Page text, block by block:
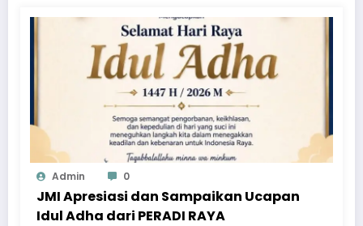
Admin 0
JMI Apresiasi dan Sampaikan Ucapan
Idul Adha dari PERADI RAYA